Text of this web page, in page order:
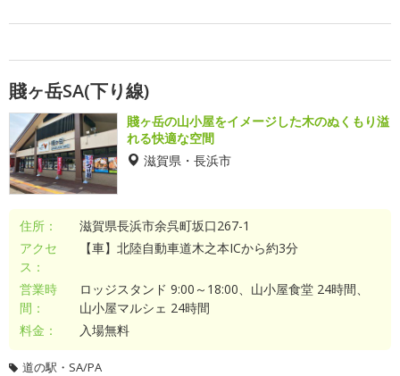
賤ヶ岳SA(下り線)
賤ヶ岳の山小屋をイメージした木のぬくもり溢
れる快適な空間
滋賀県・長浜市
住所：
滋賀県長浜市余呉町坂口267-1
アクセ
ス：
【車】北陸自動車道木之本ICから約3分
営業時
間：
ロッジスタンド 9:00～18:00、山小屋食堂 24時間、
山小屋マルシェ 24時間
料金：
入場無料
道の駅・SA/PA